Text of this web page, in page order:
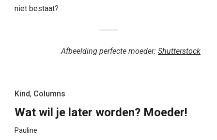
niet bestaat?
Afbeelding perfecte moeder: Shutterstock
Kind, Columns
Wat wil je later worden? Moeder!
Pauline